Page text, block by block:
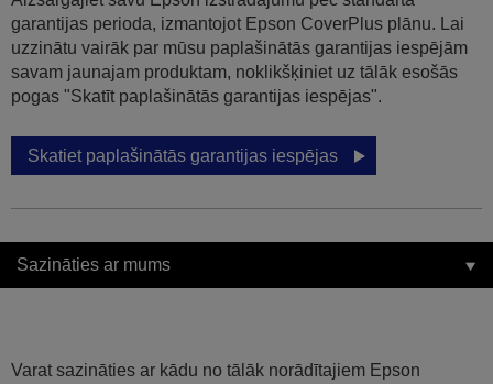
garantijas perioda, izmantojot Epson CoverPlus plānu. Lai
uzzinātu vairāk par mūsu paplašinātās garantijas iespējām
savam jaunajam produktam, noklikšķiniet uz tālāk esošās
pogas "Skatīt paplašinātās garantijas iespējas".
Skatiet paplašinātās garantijas iespējas
Sazināties ar mums
Varat sazināties ar kādu no tālāk norādītajiem Epson